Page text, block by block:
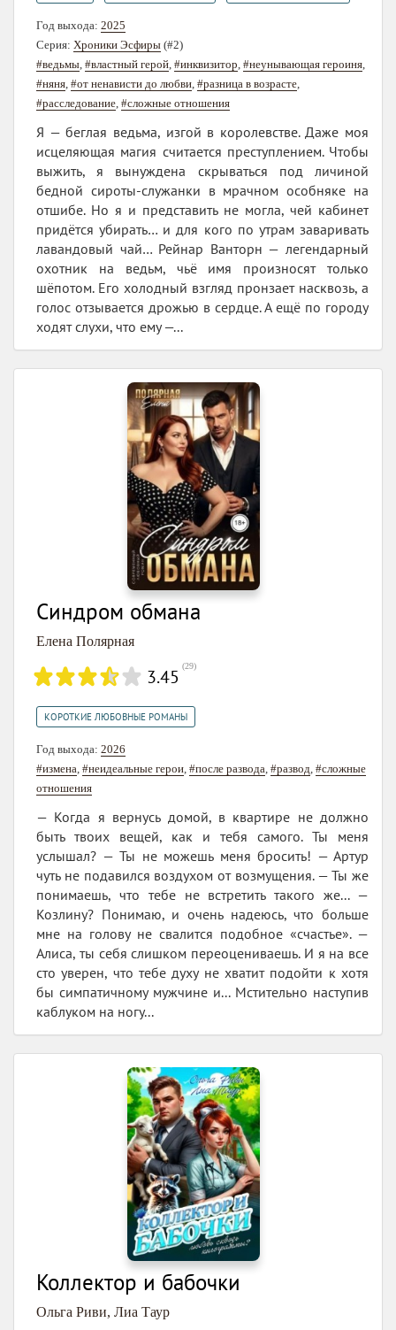
Год выхода: 2025
Серия: Хроники Эсфиры (#2)
#ведьмы #властный герой #инквизитор #неунывающая героиня
#няня #от ненависти до любви #разница в возрасте
#расследование #сложные отношения
Я — беглая ведьма, изгой в королевстве. Даже моя
исцеляющая магия считается преступлением. Чтобы
выжить, я вынуждена скрываться под личиной
бедной сироты-служанки в мрачном особняке на
отшибе. Но я и представить не могла, чей кабинет
придётся убирать… и для кого по утрам заваривать
лавандовый чай… Рейнар Ванторн — легендарный
охотник на ведьм, чьё имя произносят только
шёпотом. Его холодный взгляд пронзает насквозь, а
голос отзывается дрожью в сердце. А ещё по городу
ходят слухи, что ему —...
Синдром обмана
Елена Полярная
3.45 (29)
КОРОТКИЕ ЛЮБОВНЫЕ РОМАНЫ
Год выхода: 2026
#измена, #неидеальные герои, #после развода, #развод, #сложные
отношения
— Когда я вернусь домой, в квартире не должно
быть твоих вещей, как и тебя самого. Ты меня
услышал? — Ты не можешь меня бросить! — Артур
чуть не подавился воздухом от возмущения. — Ты же
понимаешь, что тебе не встретить такого же... —
Козлину? Понимаю, и очень надеюсь, что больше
мне на голову не свалится подобное «счастье». —
Алиса, ты себя слишком переоцениваешь. И я на все
сто уверен, что тебе духу не хватит подойти к хотя
бы симпатичному мужчине и... Мстительно наступив
каблуком на ногу...
Коллектор и бабочки
Ольга Риви, Лиа Таур